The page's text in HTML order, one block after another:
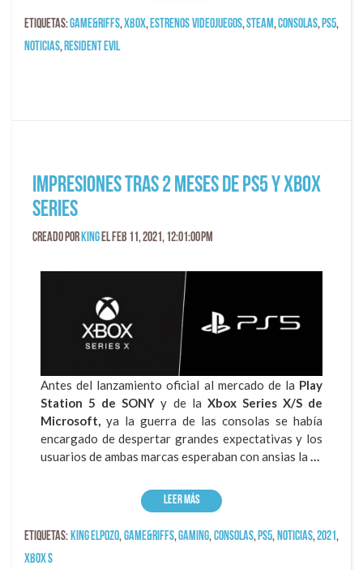
Etiquetas:game&riffs,xbox, estrenos videojuegos,steam,consolas, ps5,
Noticias, Resident Evil
Impresiones tras 2 meses de PS5 y Xbox
Series
Creado por King el Feb 11, 2021, 12:01:00 PM
Antes del lanzamiento oficial al mercado de la Play
Station 5 de SONY y de la Xbox Series X/S de
Microsoft, ya la guerra de las consolas se había
encargado de despertar grandes expectativas y los
usuarios de ambas marcas esperaban con ansias la …
Leer más
Etiquetas: king elpozo,game&riffs,gaming,consolas, ps5, Noticias,2021,
Xbox S